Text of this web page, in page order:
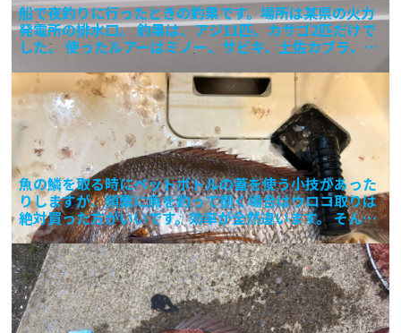
船で夜釣りに行ったときの釣果です。場所は某県の火力
発電所の排水口。 釣果は、アジ11匹、カサゴ2匹だけで
した。 使ったルアーはミノー、サビキ、土佐カブラ、ブ
魚の鱗を取る時にペットボトルの蓋を使う小技があった
りしますが、頻繁に魚を釣って捌く場合はウロコ取りは
絶対買った方がいいです。効率が全然違います。 そんな
ウロコ取